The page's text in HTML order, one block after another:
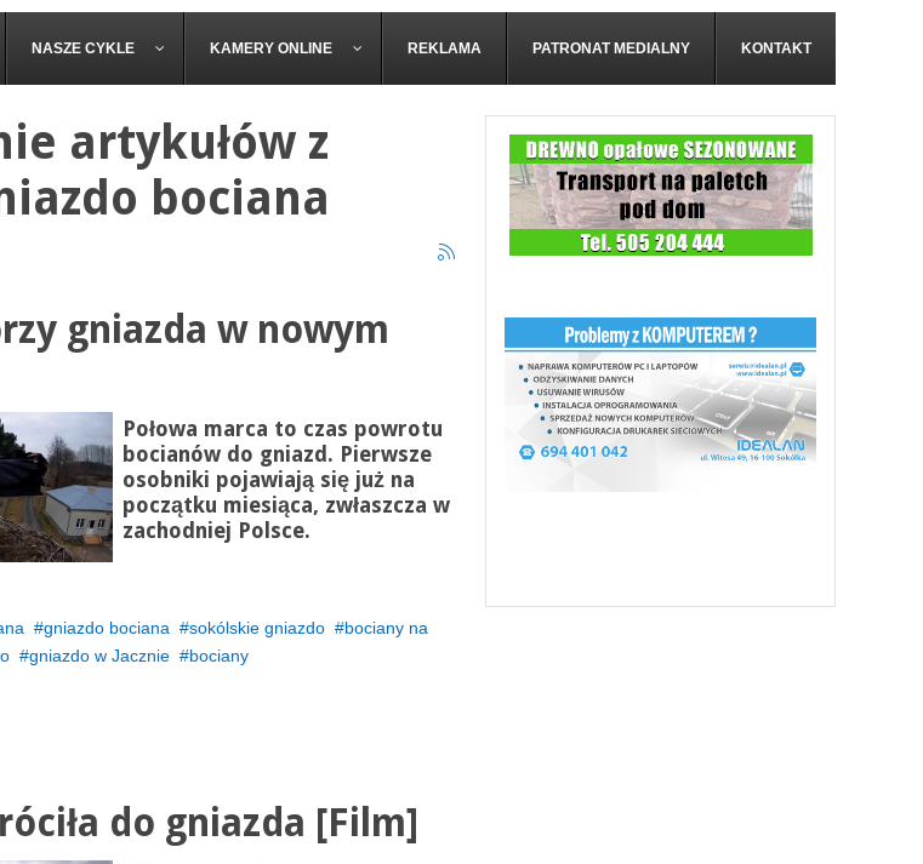
NASZE CYKLE KAMERY ONLINE REKLAMA PATRONAT MEDIALNY KONTAKT
artykułów z
bociana
gniazda w nowym
Połowa marca to czas powrotu
bocianów do gniazd. Pierwsze
osobniki pojawiają się już na
początku miesiąca, zwłaszcza w
zachodniej Polsce.
gniazdo bociana sokólskie gniazdo
bociany na
gniazdo w Jacznie
bociany
do gniazda [Film]